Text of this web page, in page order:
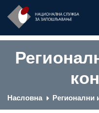
Насловна Регионални